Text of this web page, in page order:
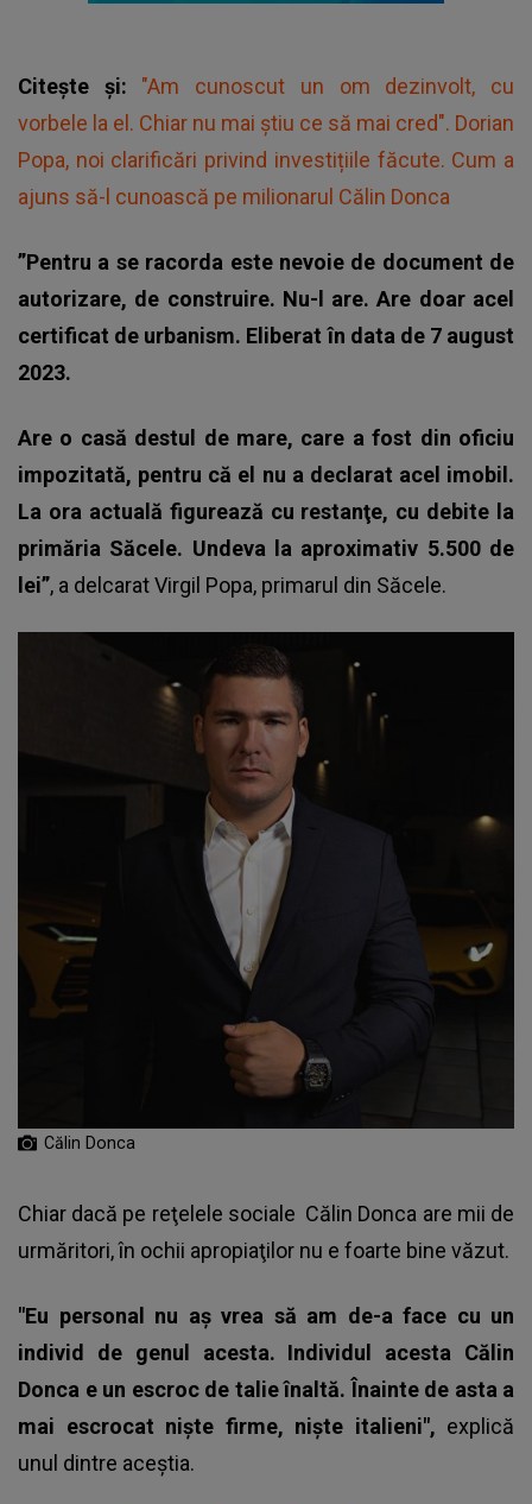
Citește și: "Am cunoscut un om dezinvolt, cu
vorbele la el. Chiar nu mai știu ce să mai cred". Dorian
Popa, noi clarificări privind investițiile făcute. Cum a
ajuns să-l cunoască pe milionarul Călin Donca
”Pentru a se racorda este nevoie de document de
autorizare, de construire. Nu-l are. Are doar acel
certificat de urbanism. Eliberat în data de 7 august
2023.
Are o casă destul de mare, care a fost din oficiu
impozitată, pentru că el nu a declarat acel imobil.
La ora actuală figurează cu restanţe, cu debite la
primăria Săcele. Undeva la aproximativ 5.500 de
lei”, a delcarat Virgil Popa, primarul din Săcele.
Călin Donca
Chiar dacă pe reţelele sociale Călin Donca are mii de
urmăritori, în ochii apropiaţilor nu e foarte bine văzut.
"Eu personal nu aş vrea să am de-a face cu un
individ de genul acesta. Individul acesta Călin
Donca e un escroc de talie înaltă. Înainte de asta a
mai escrocat nişte firme, nişte italieni", explică
unul dintre aceştia.